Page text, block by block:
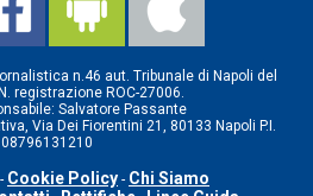
n.46 aut. Tribunale di Napoli del
registrazione ROC-27006.
Salvatore Passante
Via Dei Fiorentini 21, 80133 Napoli P.I.
08796131210
- Cookie Policy - Chi Siamo